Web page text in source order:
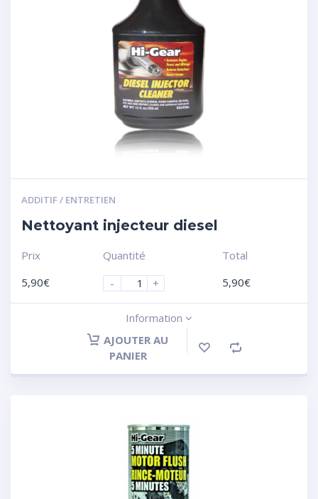
ADDITIF / ENTRETIEN
Nettoyant injecteur diesel
Prix
5,90€
Quantité
-
+
Total
5,90€
Information
AJOUTER AU
PANIER